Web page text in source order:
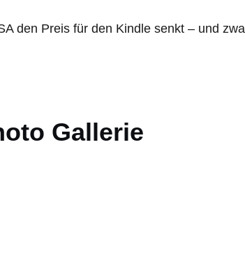
den Preis für den Kindle senkt – und
Gallerie